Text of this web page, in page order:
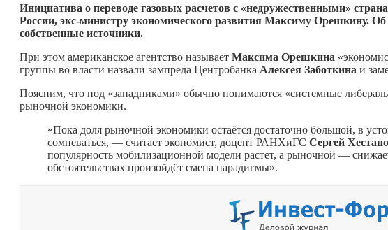
Инициатива о переводе газовых расчетов с «недружественными»
России, экс-министру экономического развития Максиму Орешкину. Об
собственные источники.
При этом американское агентство называет Максима Орешкина
группы во власти назвали зампреда Центробанка Алексея Заботкина и
Поясним, что под «западниками» обычно понимаются «системные
рыночной экономики.
«Пока доля рыночной экономики остаётся достаточно большой, в
сомневаться, — считает экономист, доцент РАНХиГС Сергей
популярность мобилизационной модели растет, а рыночной —
обстоятельствах произойдёт смена парадигмы».